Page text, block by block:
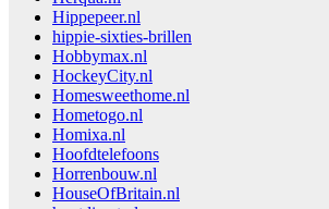
Hippepeer.nl
hippie-sixties-brillen
Hobbymax.nl
HockeyCity.nl
Homesweethome.nl
Hometogo.nl
Homixa.nl
Hoofdtelefoons
Horrenbouw.nl
HouseOfBritain.nl